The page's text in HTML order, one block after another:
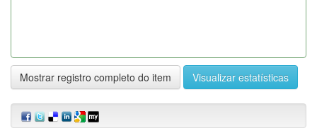
Mostrar registro completo do item Visualizar estatísticas